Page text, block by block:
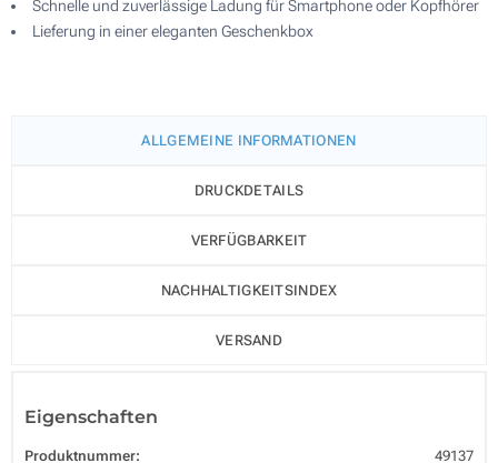
Schnelle und zuverlässige Ladung für Smartphone oder Kopfhörer
Lieferung in einer eleganten Geschenkbox
ALLGEMEINE INFORMATIONEN
DRUCKDETAILS
VERFÜGBARKEIT
NACHHALTIGKEITSINDEX
VERSAND
Eigenschaften
Produktnummer: 49137